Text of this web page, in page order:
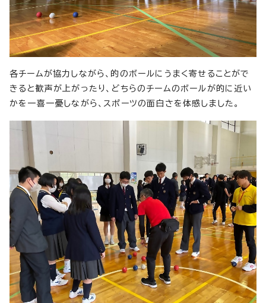
各チームが協力しながら、的のボールにうまく寄せることがで
きると歓声が上がったり、どちらのチームのボールが的に近い
かを一喜一憂しながら、スポーツの面白さを体感しました。